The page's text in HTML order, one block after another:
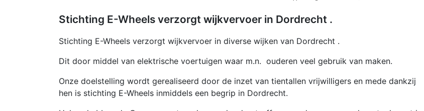
Stichting E-Wheels verzorgt wijkvervoer in Dordrecht .
Stichting E-Wheels verzorgt wijkvervoer in diverse wijken van Dordrecht .
Dit door middel van elektrische voertuigen waar m.n. ouderen veel gebruik van maken.
Onze doelstelling wordt gerealiseerd door de inzet van tientallen vrijwilligers en mede dankzij
hen is stichting E-Wheels inmiddels een begrip in Dordrecht.